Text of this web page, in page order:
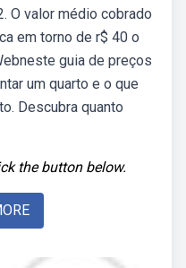
O valor médio cobrado
em torno de r$ 40 o
guia de preços
um quarto e o que
Descubra quanto
the button below.